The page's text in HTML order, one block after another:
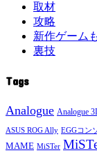
取材
攻略
新作ゲーム
裏技
Tags
Analogue Analogue
ASUS ROG Ally EGGコン
MAME MiSTer